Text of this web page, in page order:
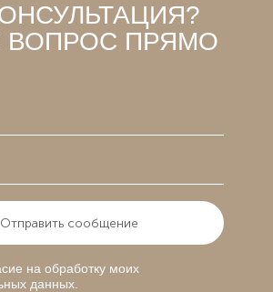
ВОПРОС ПРЯМО
Отправить сообщение
на обработку моих
данных.